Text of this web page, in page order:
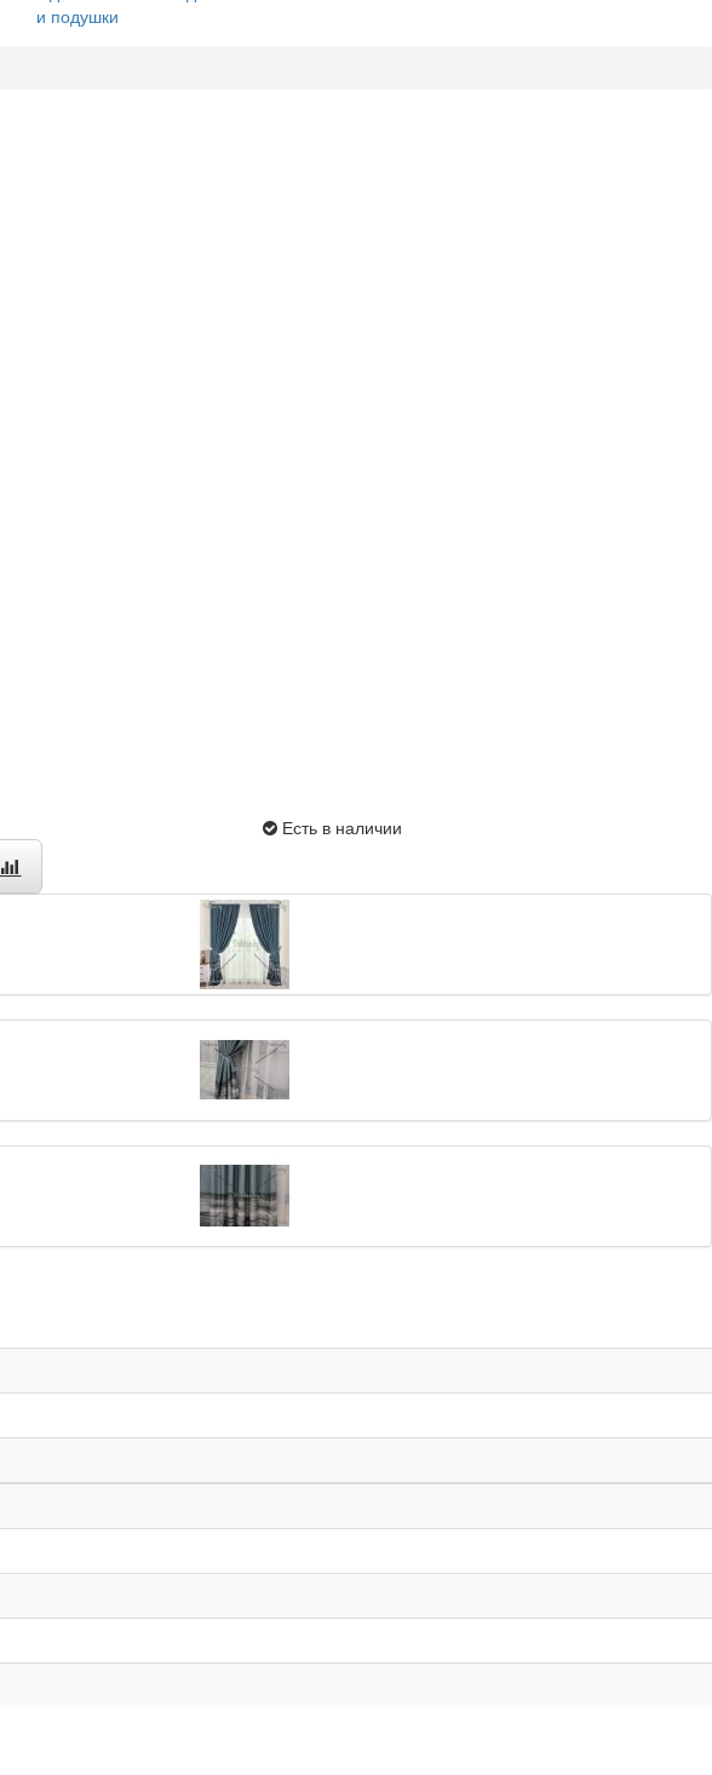
и подушки
Есть в наличии